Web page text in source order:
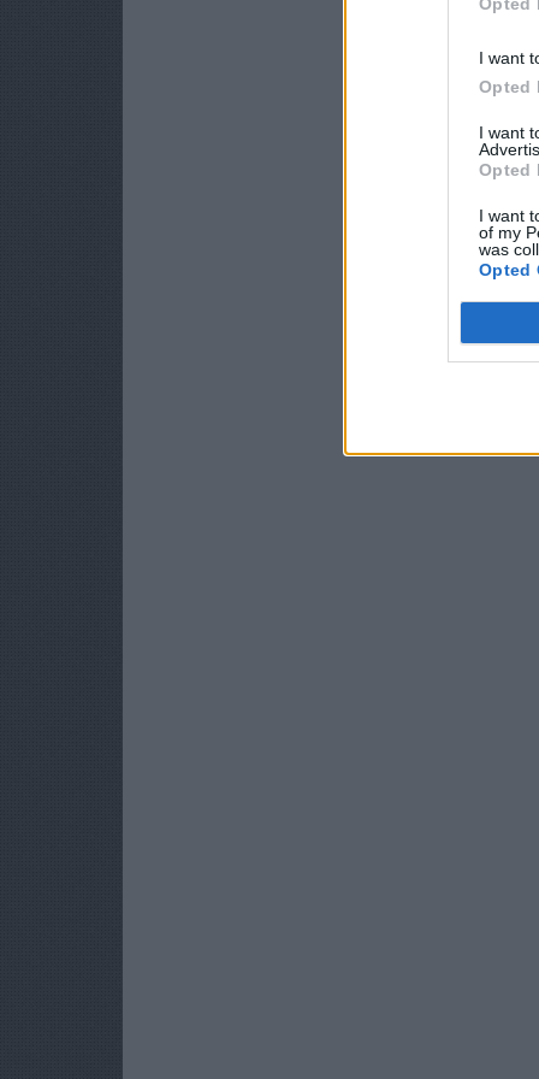
I want
Opted
I want
Opted
I want
of my
was
Opted